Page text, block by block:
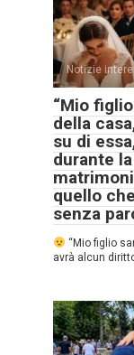
Notizie
“Mio
della
su di
durante
quello
senza
“Mio figlio
avrà alcun